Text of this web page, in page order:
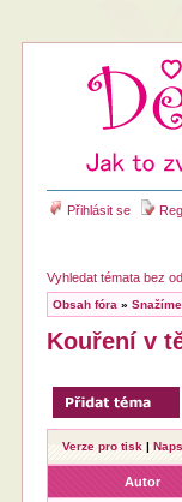
Přihlásit se
Vyhledat témata bez
Obsah fóra »
Kouření v
Verze pro tisk |
Autor